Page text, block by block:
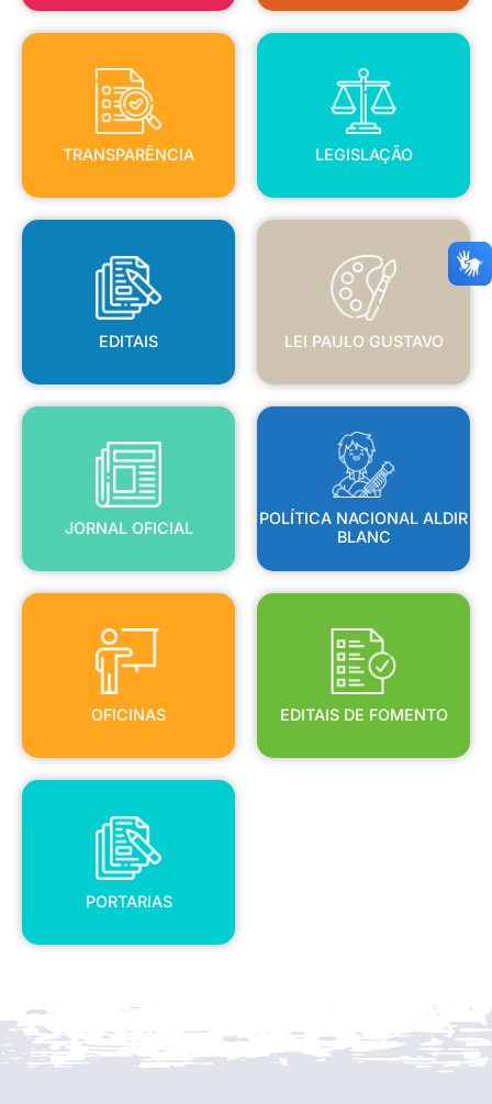
TRANSPARÊNCIA
TRANSPARÊNCIA
LEGISLAÇÃO
LEGISLAÇÃO
EDITAIS
EDITAIS
LEI PAULO GUSTAVO
LEI PAULO GUSTAVO
JORNAL OFICIAL
JORNAL OFICIAL
POLÍTICA NACIONAL ALDIR
BLANC
POLÍTICA NACIONAL ALDIR
BLANC
OFICINAS
OFICINAS
EDITAIS DE FOMENTO
EDITAIS DE FOMENTO
PORTARIAS
PORTARIAS